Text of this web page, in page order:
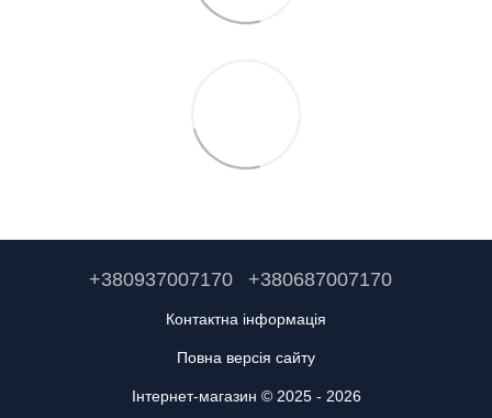
+380937007170 +380687007170
Контактна інформація
Повна версія сайту
Інтернет-магазин © 2025 - 2026